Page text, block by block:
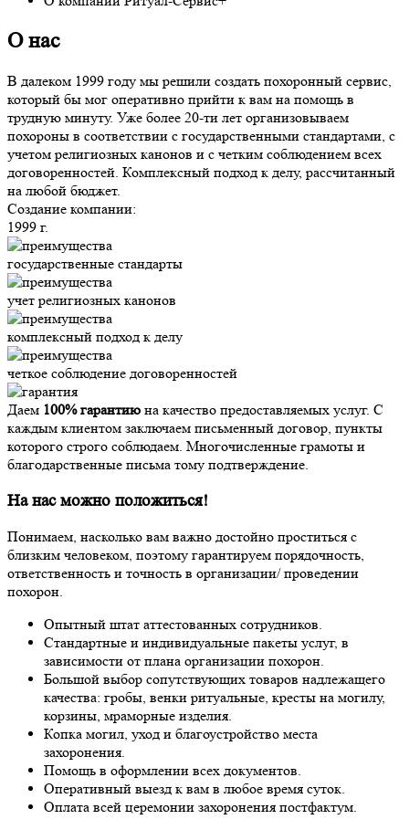
О нас
В далеком 1999 году мы решили создать похоронный сервис,
который бы мог оперативно прийти к вам на помощь в
трудную минуту. Уже более 20-ти лет организовываем
похороны в соответствии с государственными стандартами, с
учетом религиозных канонов и с четким соблюдением всех
договоренностей. Комплексный подход к делу, рассчитанный
на любой бюджет.
Создание компании:
1999 г.
государственные стандарты
учет религиозных канонов
комплексный подход к делу
четкое соблюдение договоренностей
Даем 100% гарантию на качество предоставляемых услуг. С
каждым клиентом заключаем письменный договор, пункты
которого строго соблюдаем. Многочисленные грамоты и
благодарственные письма тому подтверждение.
На нас можно положиться!
Понимаем, насколько вам важно достойно проститься с
близким человеком, поэтому гарантируем порядочность,
ответственность и точность в организации/ проведении
похорон.
Опытный штат аттестованных сотрудников.
Стандартные и индивидуальные пакеты услуг, в
зависимости от плана организации похорон.
Большой выбор сопутствующих товаров надлежащего
качества: гробы, венки ритуальные, кресты на могилу,
корзины, мраморные изделия.
Копка могил, уход и благоустройство места
захоронения.
Помощь в оформлении всех документов.
Оперативный выезд к вам в любое время суток.
Оплата всей церемонии захоронения постфактум.